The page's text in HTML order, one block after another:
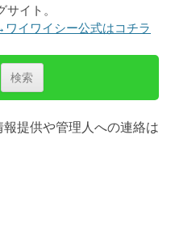
イト。
ワイワイシー公式はコチラ
提供や管理人への連絡は